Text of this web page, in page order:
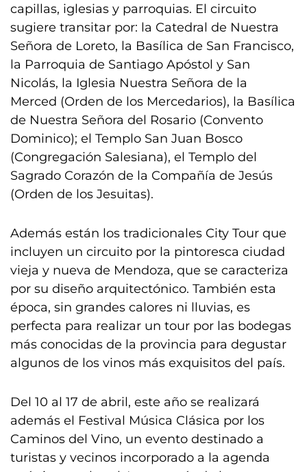
capillas, iglesias y parroquias. El circuito
sugiere transitar por: la Catedral de Nuestra
Señora de Loreto, la Basílica de San Francisco,
la Parroquia de Santiago Apóstol y San
Nicolás, la Iglesia Nuestra Señora de la
Merced (Orden de los Mercedarios), la Basílica
de Nuestra Señora del Rosario (Convento
Dominico); el Templo San Juan Bosco
(Congregación Salesiana), el Templo del
Sagrado Corazón de la Compañía de Jesús
(Orden de los Jesuitas).
Además están los tradicionales City Tour que
incluyen un circuito por la pintoresca ciudad
vieja y nueva de Mendoza, que se caracteriza
por su diseño arquitectónico. También esta
época, sin grandes calores ni lluvias, es
perfecta para realizar un tour por las bodegas
más conocidas de la provincia para degustar
algunos de los vinos más exquisitos del país.
Del 10 al 17 de abril, este año se realizará
además el Festival Música Clásica por los
Caminos del Vino, un evento destinado a
turistas y vecinos incorporado a la agenda